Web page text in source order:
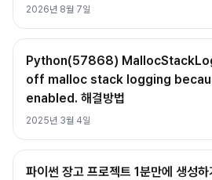
2026년 8월 7일
Python(57868)
off malloc stack logging
enabled. 해결방법
2025년 3월 4일
파이썬 장고 프로젝트 1분만에 생